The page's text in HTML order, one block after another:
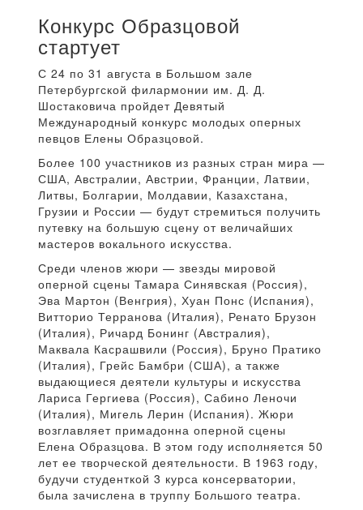
Конкурс Образцовой
стартует
С 24 по 31 августа в Большом зале
Петербургской филармонии им. Д. Д.
Шостаковича пройдет Девятый
Международный конкурс молодых оперных
певцов Елены Образцовой.
Более 100 участников из разных стран мира —
США, Австралии, Австрии, Франции, Латвии,
Литвы, Болгарии, Молдавии, Казахстана,
Грузии и России — будут стремиться получить
путевку на большую сцену от величайших
мастеров вокального искусства.
Среди членов жюри — звезды мировой
оперной сцены Тамара Синявская (Россия),
Эва Мартон (Венгрия), Хуан Понс (Испания),
Витторио Терранова (Италия), Ренато Брузон
(Италия), Ричард Бонинг (Австралия),
Маквала Касрашвили (Россия), Бруно Пратико
(Италия), Грейс Бамбри (США), а также
выдающиеся деятели культуры и искусства
Лариса Гергиева (Россия), Сабино Леночи
(Италия), Мигель Лерин (Испания). Жюри
возглавляет примадонна оперной сцены
Елена Образцова. В этом году исполняется 50
лет ее творческой деятельности. В 1963 году,
будучи студенткой 3 курса консерватории,
была зачислена в труппу Большого театра.